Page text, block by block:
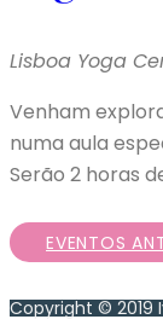
Lisboa Yoga
Venham
numa aula
Serão 2 horas
EVENTOS
Copyright © 2019